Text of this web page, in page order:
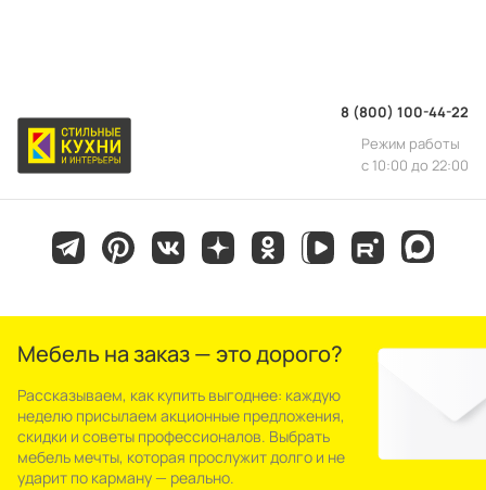
8 (800) 100-44-22
Режим работы
с 10:00 до 22:00
Мебель на заказ — это дорого?
Рассказываем, как купить выгоднее: каждую
неделю присылаем акционные предложения,
скидки и советы профессионалов. Выбрать
мебель мечты, которая прослужит долго и не
ударит по карману — реально.